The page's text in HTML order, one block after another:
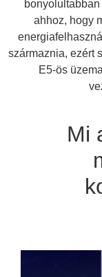
ahhoz, hogy
származnia, ezért
E5-ös
Mi